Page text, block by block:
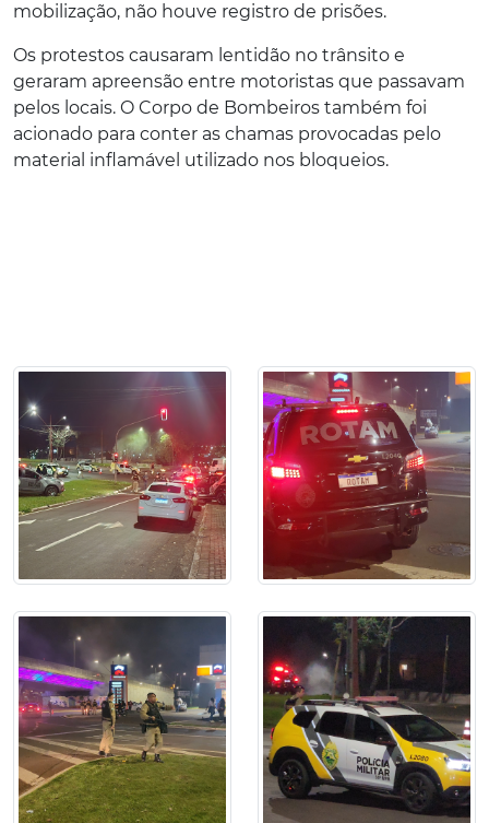
mobilização, não houve registro de prisões.
Os protestos causaram lentidão no trânsito e
geraram apreensão entre motoristas que passavam
pelos locais. O Corpo de Bombeiros também foi
acionado para conter as chamas provocadas pelo
material inflamável utilizado nos bloqueios.